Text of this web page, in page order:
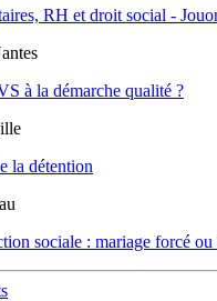
RH et droit social -
à la démarche qualité ?
la détention
sociale : mariage forcé ou